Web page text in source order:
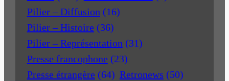
Pilier – Diffusion (16)
Pilier – Histoire (36)
Pilier – Représentation (31)
Presse francophone (23)
Presse étrangère (64) Retronews (50)